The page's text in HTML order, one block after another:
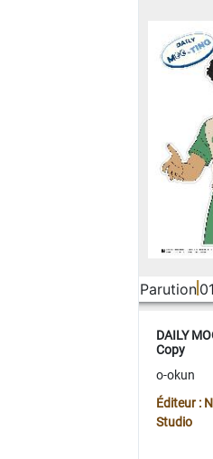
Parution
DAILY
Copy
o-okun
Éditeur :
Studio